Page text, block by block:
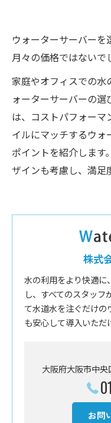
ウォーターサーバー
月々の価格ではないで
家庭やオフィスでの水
ォーターサーバーの選
は、コストパフォーマ
イルにマッチするウォ
ポイントを紹介します
ザインも考慮し、満足
株式
水の利用をより快適に
し、すべてのスタッフ
て水道水を注ぐだけの
も安心して導入いただ
大阪府大阪市中央
お問